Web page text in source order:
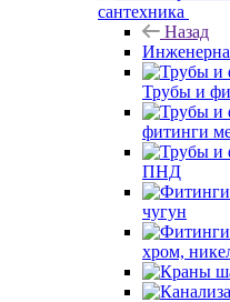
сантехника
Назад
Трубы и
фитинги
ПНД
чугун
хром,